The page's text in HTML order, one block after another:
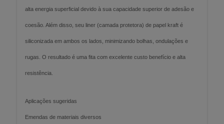
alta energia superficial devido à sua capacidade superior de adesão e
coesão. Além disso, seu liner (camada protetora) de papel kraft é
siliconizada em ambos os lados, minimizando bolhas, ondulações e
rugas. O resultado é uma fita com excelente custo benefício e alta
resistência.
Aplicações sugeridas
Emendas de materiais diversos